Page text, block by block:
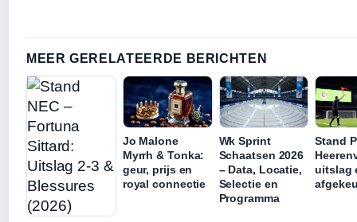
MEER GERELATEERDE BERICHTEN
Jo Malone
Myrrh & Tonka:
geur, prijs en
royal connectie
Wk Sprint
Schaatsen 2026
– Data, Locatie,
Selectie en
Programma
Stand
uitslag